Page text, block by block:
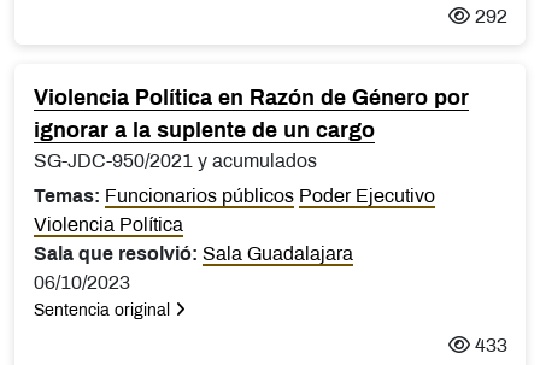
292
Violencia Política en Razón de Género por
ignorar a la suplente de un cargo
SG-JDC-950/2021 y acumulados
Temas: Funcionarios públicos Poder Ejecutivo
Violencia Política
Sala que resolvió: Sala Guadalajara
06/10/2023
Sentencia original
433